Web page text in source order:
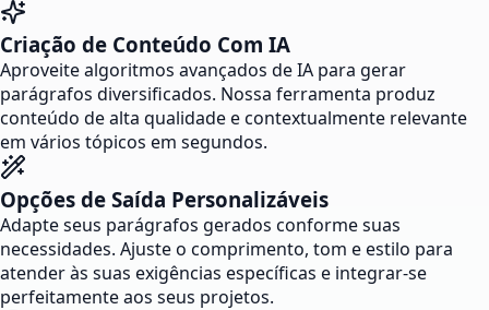
Criação de Conteúdo Com IA
Aproveite algoritmos avançados de IA para gerar
parágrafos diversificados. Nossa ferramenta produz
conteúdo de alta qualidade e contextualmente relevante
em vários tópicos em segundos.
Opções de Saída Personalizáveis
Adapte seus parágrafos gerados conforme suas
necessidades. Ajuste o comprimento, tom e estilo para
atender às suas exigências específicas e integrar-se
perfeitamente aos seus projetos.